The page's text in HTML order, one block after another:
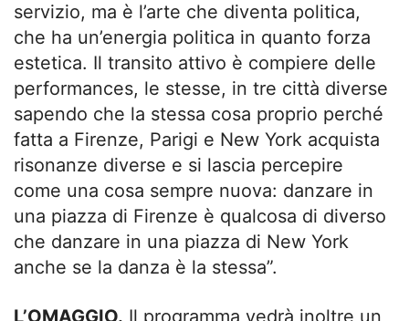
servizio, ma è l’arte che diventa politica,
che ha un’energia politica in quanto forza
estetica. Il transito attivo è compiere delle
performances, le stesse, in tre città diverse
sapendo che la stessa cosa proprio perché
fatta a Firenze, Parigi e New York acquista
risonanze diverse e si lascia percepire
come una cosa sempre nuova: danzare in
una piazza di Firenze è qualcosa di diverso
che danzare in una piazza di New York
anche se la danza è la stessa”.
L’OMAGGIO. Il programma vedrà inoltre un